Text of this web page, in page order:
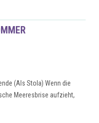
(Als Stola) Wenn die
Meeresbrise aufzieht,